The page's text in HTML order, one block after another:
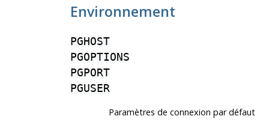
Environnement
PGHOST
PGOPTIONS
PGPORT
PGUSER
Paramètres de connexion par défaut